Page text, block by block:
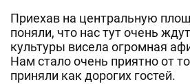
Приехав на центральную
поняли, что нас тут очень
культуры висела огромная
Нам стало очень приятно от
приняли как дорогих гостей.